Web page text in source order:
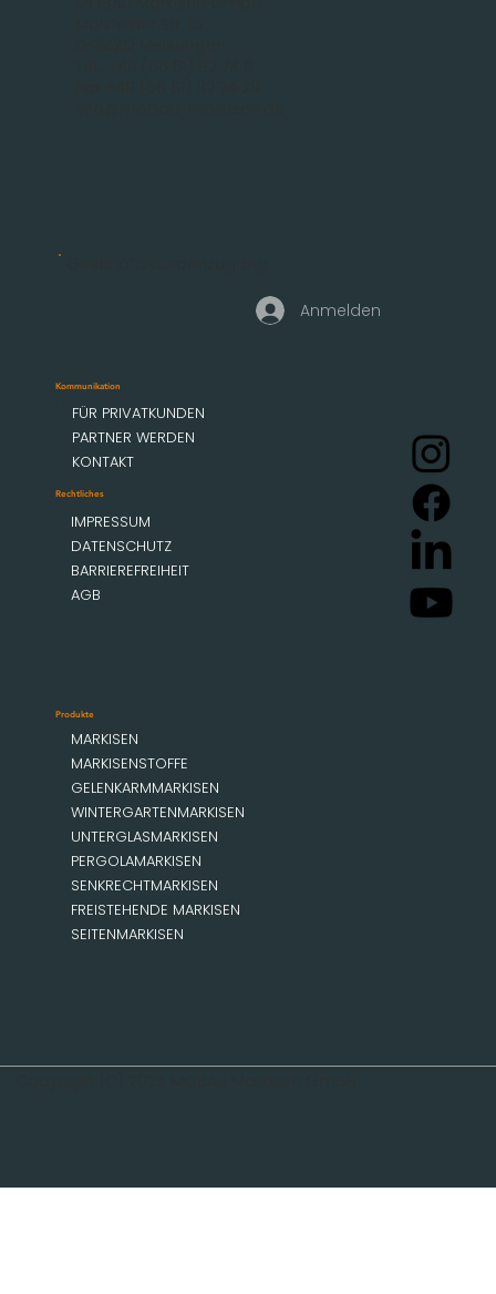
Produkte
MARKISEN
MARKISENSTOFFE
GELENKARMMARKISEN
WINTERGARTENMARKISEN
UNTERGLASMARKISEN
PERGOLAMARKISEN
SENKRECHTMARKISEN
FREISTEHENDE MARKISEN
SEITENMARKISEN
Kommunikation
FÜR PRIVATKUNDEN
PARTNER WERDEN
KONTAKT
Rechtliches
IMPRESSUM
DATENSCHUTZ
BARRIEREFREIHEIT
AGB
Anmelden